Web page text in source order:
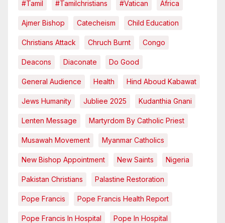
#tamil #tamilchristians #vatican Africa
Ajmer Bishop Catecheism Child Education
Christians Attack Chruch Burnt Congo
Deacons Diaconate Do Good
General Audience Health Hind Aboud Kabawat
Jews Humanity Jubliee 2025 Kudanthia Gnani
Lenten Message Martyrdom By Catholic Priest
Musawah Movement Myanmar Catholics
New Bishop Appointment New Saints Nigeria
Pakistan Christians Palastine Restoration
Pope Francis Pope Francis Health Report
Pope Francis In Hospital Pope In Hospital